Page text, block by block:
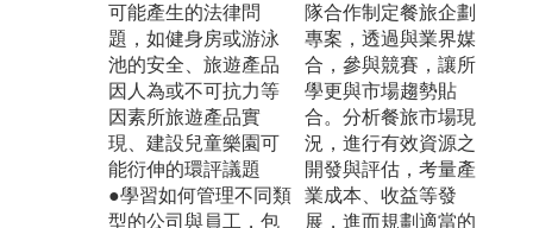
可能產生的法律問
題，如健身房或游泳
池的安全、旅遊產品
因人為或不可抗力等
因素所旅遊產品實
現、建設兒童樂園可
能衍伸的環評議題
●學習如何管理不同類
型的公司與員工，包
隊合作制定餐旅企劃
專案，透過與業界媒
合，參與競賽，讓所
學更與市場趨勢貼
合。分析餐旅市場現
況，進行有效資源之
開發與評估，考量產
業成本、收益等發
展，進而規劃適當的